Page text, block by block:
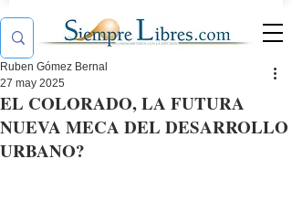
EL COLORADO, LA FUTURA
NUEVA MECA DEL DESARROLLO
URBANO?
Ruben Gómez Bernal
27 may 2025